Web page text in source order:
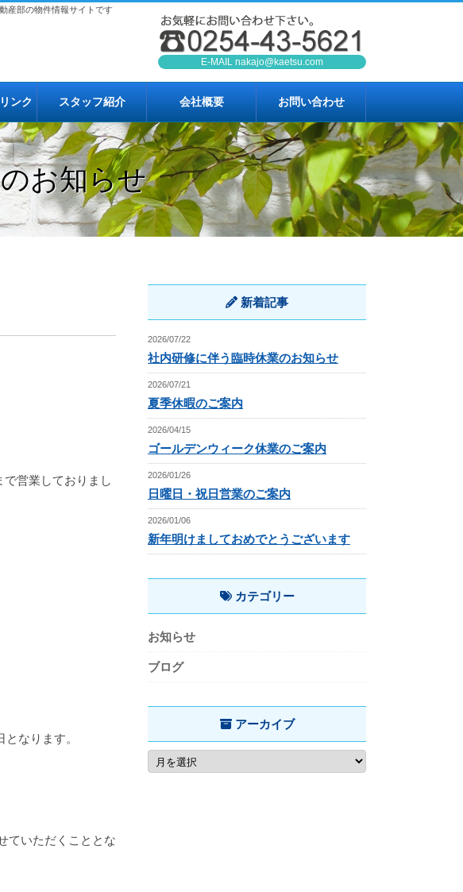
産部の物件情報サイトです
E-MAIL nakajo@kaetsu.com
ンク スタッフ紹介 会社概要 お問い合わせ
お知らせ
営業しておりまし
なります。
ていただくこととな
新着記事
2026/07/22
社内研修に伴う臨時休業のお知らせ
2026/07/21
夏季休暇のご案内
2026/04/15
ゴールデンウィーク休業のご案内
2026/01/26
日曜日・祝日営業のご案内
2026/01/06
新年明けましておめでとうございます
カテゴリー
お知らせ
ブログ
アーカイブ